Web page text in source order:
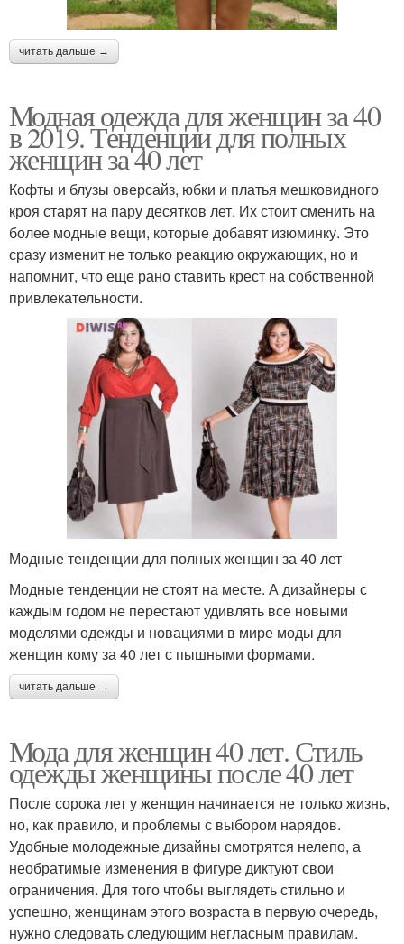
читать дальше →
Модная одежда для женщин за 40
в 2019. Тенденции для полных
женщин за 40 лет
Кофты и блузы оверсайз, юбки и платья мешковидного
кроя старят на пару десятков лет. Их стоит сменить на
более модные вещи, которые добавят изюминку. Это
сразу изменит не только реакцию окружающих, но и
напомнит, что еще рано ставить крест на собственной
привлекательности.
Модные тенденции для полных женщин за 40 лет
Модные тенденции не стоят на месте. А дизайнеры с
каждым годом не перестают удивлять все новыми
моделями одежды и новациями в мире моды для
женщин кому за 40 лет с пышными формами.
читать дальше →
Мода для женщин 40 лет. Стиль
одежды женщины после 40 лет
После сорока лет у женщин начинается не только жизнь,
но, как правило, и проблемы с выбором нарядов.
Удобные молодежные дизайны смотрятся нелепо, а
необратимые изменения в фигуре диктуют свои
ограничения. Для того чтобы выглядеть стильно и
успешно, женщинам этого возраста в первую очередь,
нужно следовать следующим негласным правилам.